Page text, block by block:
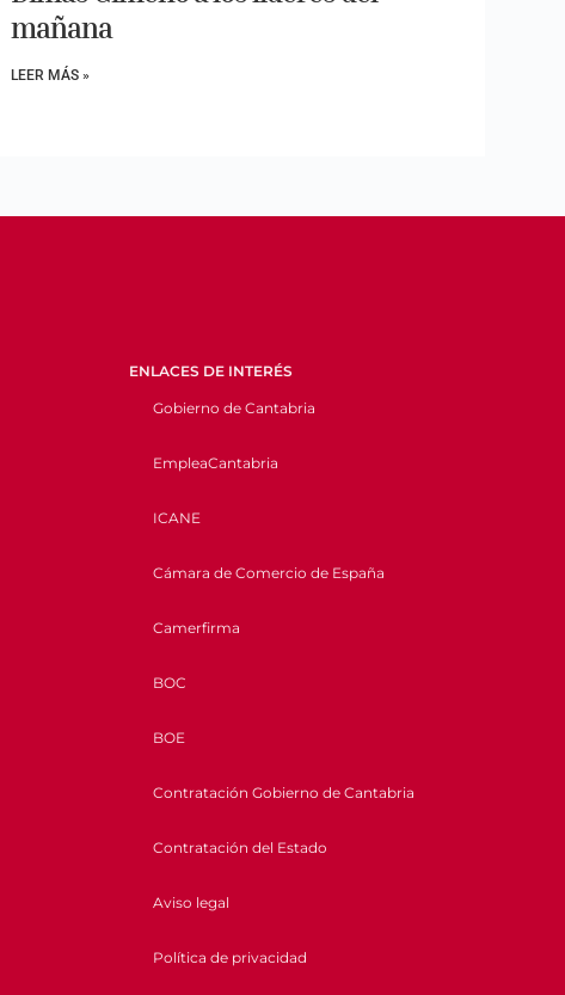
mañana
LEER MÁS »
ENLACES DE INTERÉS
Gobierno de Cantabria
EmpleaCantabria
ICANE
Cámara de Comercio de España
Camerfirma
BOC
BOE
Contratación Gobierno de Cantabria
Contratación del Estado
Aviso legal
Política de privacidad